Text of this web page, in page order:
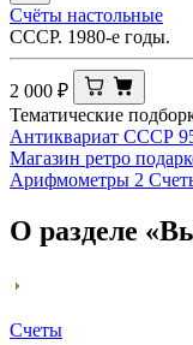
Счёты настольные
СССР. 1980-е годы.
2 000 ₽
Тематические
Антиквариат СССР
Магазин ретро
Арифмометры 2
О разделе
Счеты